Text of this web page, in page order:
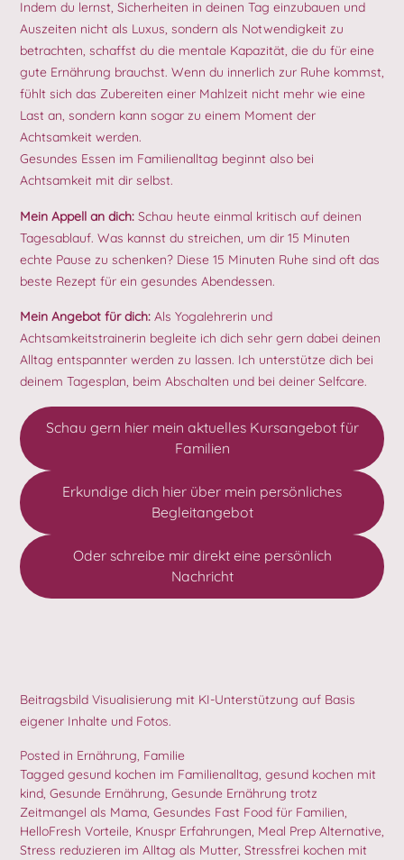
Indem du lernst, Sicherheiten in deinen Tag einzubauen und
Auszeiten nicht als Luxus, sondern als Notwendigkeit zu
betrachten, schaffst du die mentale Kapazität, die du für eine
gute Ernährung brauchst. Wenn du innerlich zur Ruhe kommst,
fühlt sich das Zubereiten einer Mahlzeit nicht mehr wie eine
Last an, sondern kann sogar zu einem Moment der
Achtsamkeit werden.
Gesundes Essen im Familienalltag beginnt also bei
Achtsamkeit mit dir selbst.
Mein Appell an dich: Schau heute einmal kritisch auf deinen
Tagesablauf. Was kannst du streichen, um dir 15 Minuten
echte Pause zu schenken? Diese 15 Minuten Ruhe sind oft das
beste Rezept für ein gesundes Abendessen.
Mein Angebot für dich: Als Yogalehrerin und
Achtsamkeitstrainerin begleite ich dich sehr gern dabei deinen
Alltag entspannter werden zu lassen. Ich unterstütze dich bei
deinem Tagesplan, beim Abschalten und bei deiner Selfcare.
Schau gern hier mein aktuelles Kursangebot für
Familien
Erkundige dich hier über mein persönliches
Begleitangebot
Oder schreibe mir direkt eine persönlich
Nachricht
Beitragsbild Visualisierung mit KI-Unterstützung auf Basis
eigener Inhalte und Fotos.
Posted in Ernährung, Familie
Tagged gesund kochen im Familienalltag, gesund kochen mit
kind, Gesunde Ernährung, Gesunde Ernährung trotz
Zeitmangel als Mama, Gesundes Fast Food für Familien,
HelloFresh Vorteile, Knuspr Erfahrungen, Meal Prep Alternative,
Stress reduzieren im Alltag als Mutter, Stressfrei kochen mit